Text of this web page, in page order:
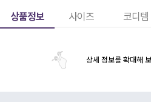
상품정보 사이즈 코디템
상세 정보를 확대해